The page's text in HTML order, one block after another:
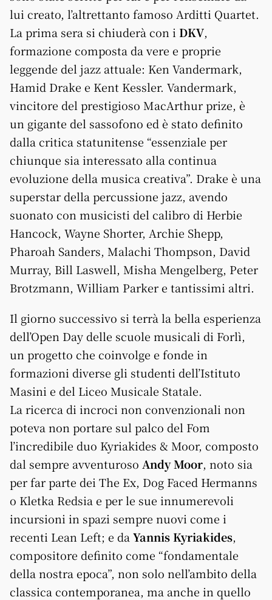
lui creato, l’altrettanto famoso Arditti Quartet.
La prima sera si chiuderà con i DKV,
formazione composta da vere e proprie
leggende del jazz attuale: Ken Vandermark,
Hamid Drake e Kent Kessler. Vandermark,
vincitore del prestigioso MacArthur prize, è
un gigante del sassofono ed è stato definito
dalla critica statunitense “essenziale per
chiunque sia interessato alla continua
evoluzione della musica creativa”. Drake è una
superstar della percussione jazz, avendo
suonato con musicisti del calibro di Herbie
Hancock, Wayne Shorter, Archie Shepp,
Pharoah Sanders, Malachi Thompson, David
Murray, Bill Laswell, Misha Mengelberg, Peter
Brotzmann, William Parker e tantissimi altri.
Il giorno successivo si terrà la bella esperienza
dell’Open Day delle scuole musicali di Forlì,
un progetto che coinvolge e fonde in
formazioni diverse gli studenti dell’Istituto
Masini e del Liceo Musicale Statale.
La ricerca di incroci non convenzionali non
poteva non portare sul palco del Fom
l’incredibile duo Kyriakides & Moor, composto
dal sempre avventuroso Andy Moor, noto sia
per far parte dei The Ex, Dog Faced Hermanns
o Kletka Redsia e per le sue innumerevoli
incursioni in spazi sempre nuovi come i
recenti Lean Left; e da Yannis Kyriakides,
compositore definito come “fondamentale
della nostra epoca”, non solo nell’ambito della
classica contemporanea, ma anche in quello